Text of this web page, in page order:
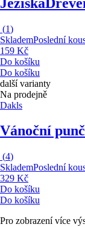
(1)
SklademPoslední
159 Kč
Do košíku
Do košíku
další varianty
Na prodejně
Dakls
Vánoční
(4)
SklademPoslední
329 Kč
Do košíku
Do košíku
Pro zobrazení více